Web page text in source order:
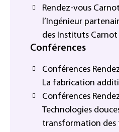
Rendez-vous
l’Ingénieur
des Instituts Carnot
Conférences
Conférences
La fabrication
Conférences
Technologies
transformation des